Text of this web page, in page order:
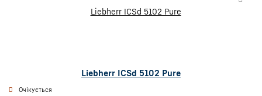
Liebherr ICSd 5102 Pure
Очікується